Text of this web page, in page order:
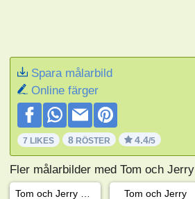
Spara målarbild
Online färger
7 LIKES 8 RÖSTER 4.4/5
Fler målarbilder med Tom och Jerry
Tom och Jerry